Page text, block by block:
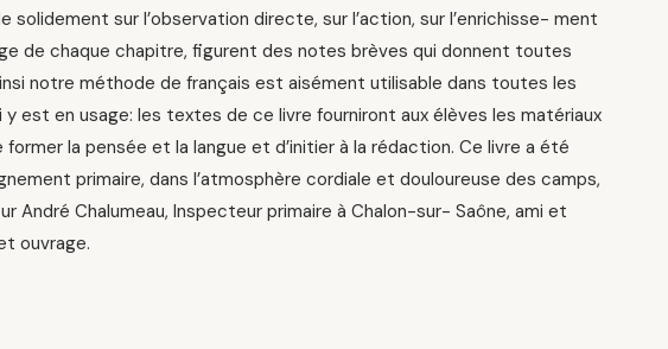
solidement sur l’observation directe, sur l’action, sur l’enrichisse- ment
de chaque chapitre, figurent des notes brèves qui donnent toutes
notre méthode de français est aisément utilisable dans toutes les
est en usage: les textes de ce livre fourniront aux élèves les matériaux
la pensée et la langue et d’initier à la rédaction. Ce livre a été
primaire, dans l’atmosphère cordiale et douloureuse des camps,
André Chalumeau, Inspecteur primaire à Chalon-sur- Saône, ami et
ouvrage.